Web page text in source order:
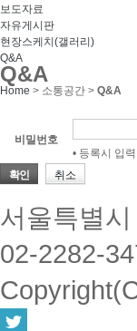
보도자료
자유게시판
현장스케치(갤러리)
Q&A
Q&A
Home > 소통공간 > Q&A
비밀번호
• 등록시 입
확인
취소
서울특별
02-2282-